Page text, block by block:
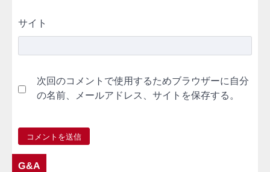
サイト
次回のコメントで使用するためブラウザーに自分
の名前、メールアドレス、サイトを保存する。
G&A